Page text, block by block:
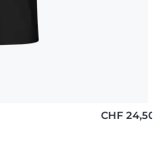
CHF 24,50